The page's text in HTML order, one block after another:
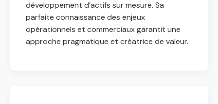
développement d’actifs sur mesure. Sa
parfaite connaissance des enjeux
opérationnels et commerciaux garantit une
approche pragmatique et créatrice de valeur.